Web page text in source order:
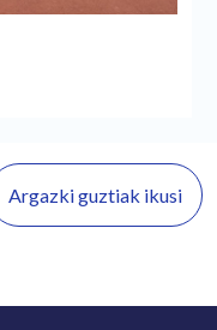
Argazki guztiak ikusi